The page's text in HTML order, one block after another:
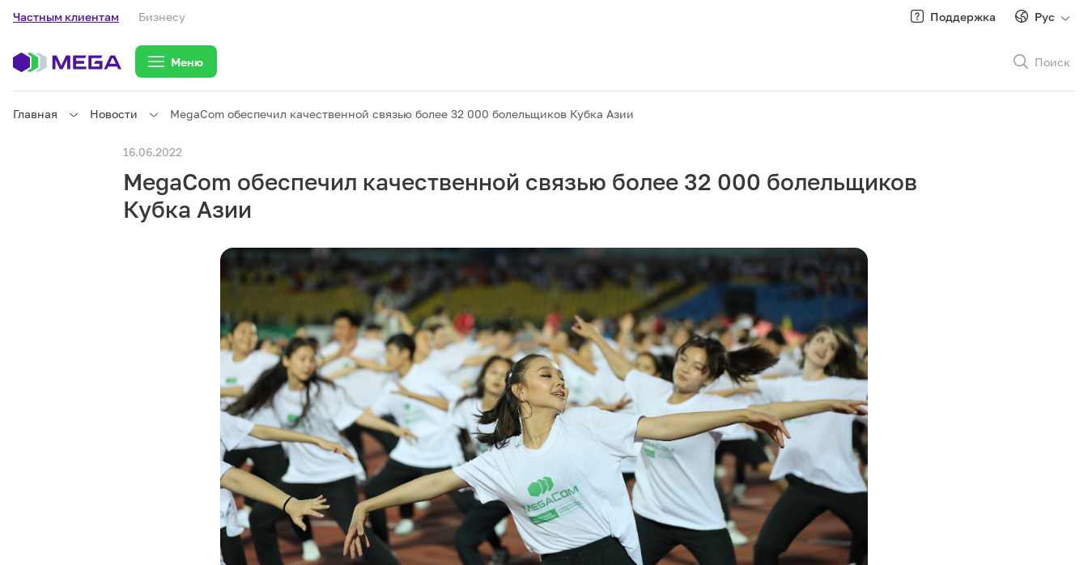
Частным клиентам Бизнесу Поддержка Рус
Меню Поиск
Частным клиентам
Частным клиентам
Акции Роуминг
M2M
Развлечения Соц.сети
Новости Работа в MEGA
Главная Новости MegaCom обеспечил качественной связью более 32 000 болельщиков Кубка Азии
16.06.2022
MegaCom обеспечил качественной связью более 32 000 болельщиков
Кубка Азии